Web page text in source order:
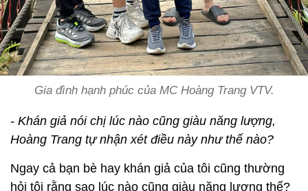
Gia đình hạnh phúc của MC Hoàng Trang VTV.
- Khán giả nói chị lúc nào cũng giàu năng lượng,
Hoàng Trang tự nhận xét điều này như thế nào?
Ngay cả bạn bè hay khán giả của tôi cũng thường
hỏi tôi rằng sao lúc nào cũng giàu năng lượng thế?